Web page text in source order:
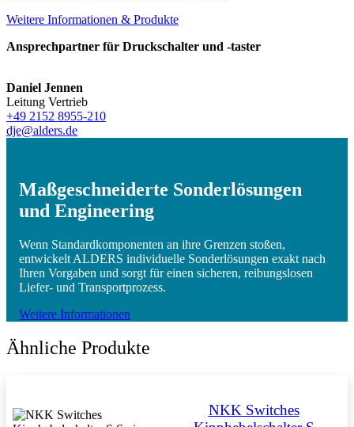
Weitere Informationen & Produkte
Ansprechpartner für Druckschalter und -taster
Daniel Jennen
Leitung Vertrieb
+49 2152 8955-210
dje@alders.de
Maßgeschneiderte Sonderlösungen
und Engineering
Wenn Standardkomponenten an ihre Grenzen stoßen,
entwickelt ALDERS individuelle Sonderlösungen exakt nach
Ihren Vorgaben und sorgt für einen sicheren, reibungslosen
Liefer- und Transportprozess.
Weitere Informationen
Ähnliche Produkte
NKK Switches